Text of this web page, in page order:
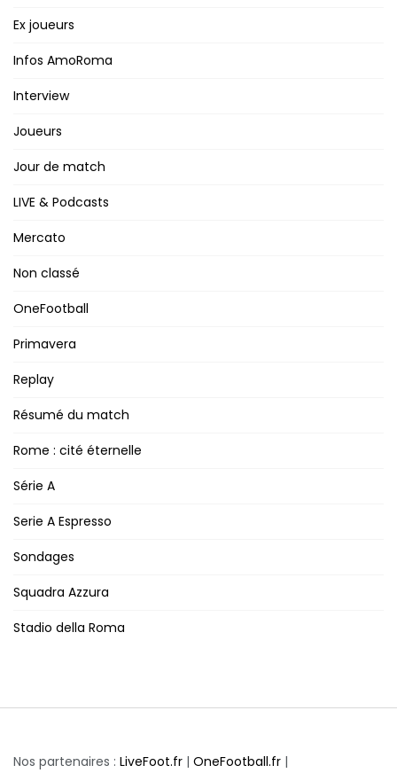
Ex joueurs
Infos AmoRoma
Interview
Joueurs
Jour de match
LIVE & Podcasts
Mercato
Non classé
OneFootball
Primavera
Replay
Résumé du match
Rome : cité éternelle
Série A
Serie A Espresso
Sondages
Squadra Azzura
Stadio della Roma
Nos partenaires : LiveFoot.fr | OneFootball.fr |